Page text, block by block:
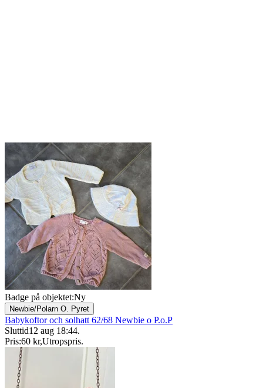
Badge på objektet:Ny
Newbie/Polarn O. Pyret
Babykoftor och solhatt 62/68 Newbie o P.o.P
Sluttid12 aug 18:44.
Pris:60 kr,Utropspris.